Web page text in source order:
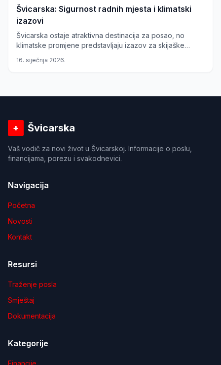
Švicarska: Sigurnost radnih mjesta i klimatski
izazovi
Švicarska ostaje atraktivna destinacija za posao, no
klimatske promjene predstavljaju izazov za skijaške
suočavaju s manjkom snijega i ekonomskim posljedicama.
16. siječnja 2026.
+ Švicarska
Vaš vodič za novi život u Švicarskoj. Informacije o poslu,
financijama, porezu i svakodnevici.
Navigacija
Početna
Novosti
Kontakt
Resursi
Traženje posla
Smještaj
Dokumentacija
Kategorije
Financije